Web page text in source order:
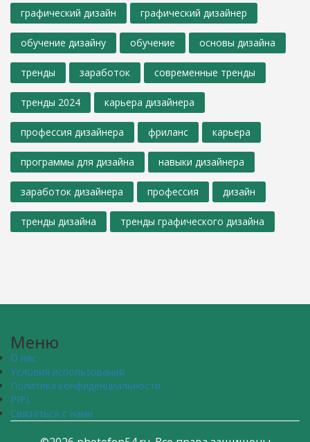
графический дизайн графический дизайнер
обучение дизайну обучение основы дизайна
тренды заработок современные тренды
тренды 2024 карьера дизайнера
профессия дизайнера фриланс карьера
программы для дизайна навыки дизайнера
заработок дизайнера профессия дизайн
тренды дизайна тренды графического дизайна
Меню
О нас
Условия использования
Политика конфиденциальности
PIPL
Связаться с нами